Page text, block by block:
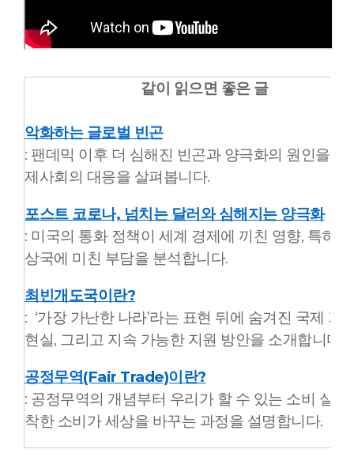
같이 읽으면 좋은 글
악화하는 글로벌 빈곤
: 팬데믹 이후 더 심해진 빈곤과 양극화의 원인을 짚
제사회의 대응을 살펴봅니다.
포스트 코로나, 넘치는 달러와 심해지는 양극화
: 미국의 통화 정책이 세계 경제에 끼친 영향, 특히
상국에 미친 부담을 분석합니다.
최빈개도국이란?
: ‘가장 가난한 나라’라는 표현 뒤에 숨겨진 국제 기
현실, 그리고 지속 가능한 지원 방안을 소개합니다.
공정무역(Fair Trade)이란?
: 공정무역의 개념부터 우리가 할 수 있는 소비 실천
착한 소비가 세상을 바꾸는 과정을 설명합니다.